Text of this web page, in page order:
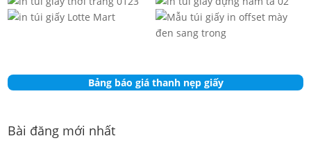
Bảng báo giá thanh nẹp giấy
Bài đăng mới nhất